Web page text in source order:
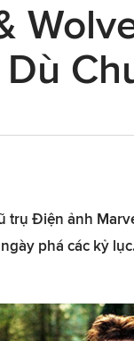
trụ Điện ảnh
phá các kỷ